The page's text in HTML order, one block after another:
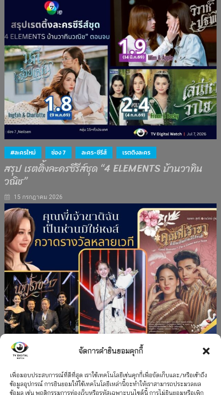
จัดการคำยินยอมคุกกี้
เพื่อมอบประสบการณ์ที่ดีที่สุด เราใช้เทคโนโลยีเช่นคุกกี้เพื่อจัดเก็บและ/หรือเข้าถึง
ข้อมูลอุปกรณ์ การยินยอมให้ใช้เทคโนโลยีเหล่านี้จะทำให้เราสามารถประมวลผล
ข้อมูล เช่น พฤติกรรมการท่องเว็บหรือรหัสเฉพาะบนไซต์นี้ การไม่ยินยอมหรือเพิก
#ละครใหม่ ช่อง 7 ละคร-ซีรีส์ เรตติงละคร
สรุป เรตติ้งละครซีรีส์ชุด “4 ELEMENTS บ้านวาทิน
วณิช”
15 กรกฎาคม 2026
”คุณพี่เจ้าขาดิฉันเป็นห่านมิใช่หงส์” กวาดรางวัล